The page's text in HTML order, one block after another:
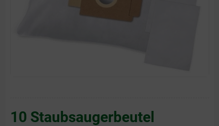
10 Staubsaugerbeutel